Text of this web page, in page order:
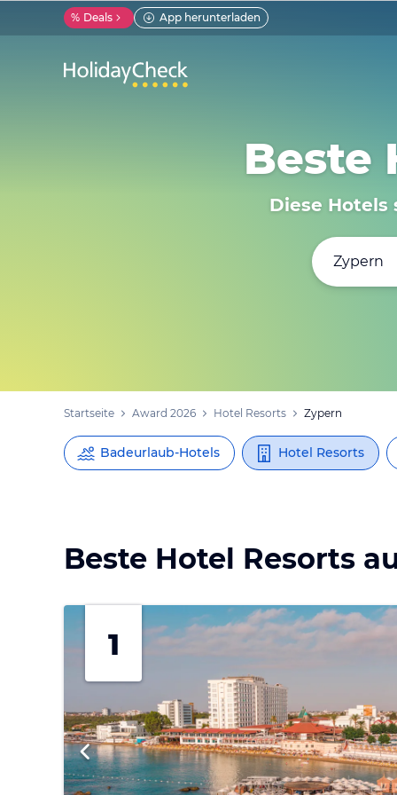
% Deals App herunterladen
Beste
Diese
Zypern
Startseite Award 2026 Hotel Resorts Zypern
Badeurlaub-Hotels Hotel Resorts
Beste Hotel Resorts
1